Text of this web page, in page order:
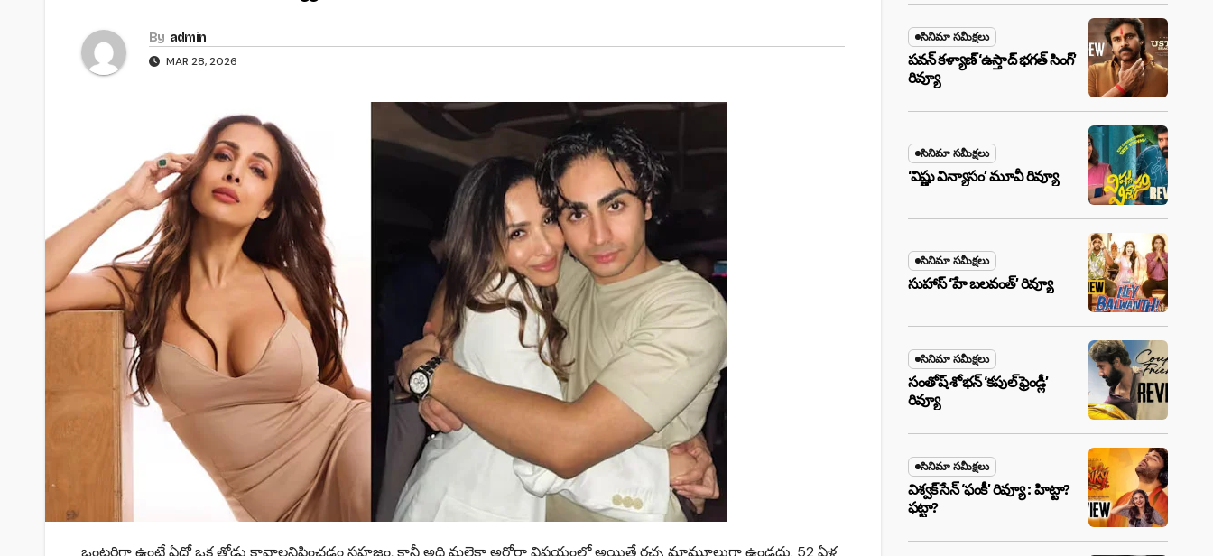
By admin
MAR 28, 2026
ఒంటరిగా ఉంటే ఏదో ఒక తోడు కావాలనిపించడం సహజం, కానీ అది మలైకా అరోరా విషయంలో అయితే రచ్చ మామూలుగా ఉండదు. 52 ఏళ్ల
సినిమా సమీక్షలు
పవన్ కళ్యాణ్ ‘ఉస్తాద్ భ‌గ‌త్ సింగ్’
రివ్యూ
సినిమా సమీక్షలు
‘విష్ణు విన్యాసం’ మూవీ రివ్యూ
సినిమా సమీక్షలు
సుహాస్ ‘హే బలవంత్’ రివ్యూ
సినిమా సమీక్షలు
సంతోష్ శోభన్ ‘కపుల్ ఫ్రెండ్లీ’
రివ్యూ
సినిమా సమీక్షలు
విశ్వక్ సేన్ ‘ఫంకీ’ రివ్యూ : హిట్టా?
ఫట్టా?